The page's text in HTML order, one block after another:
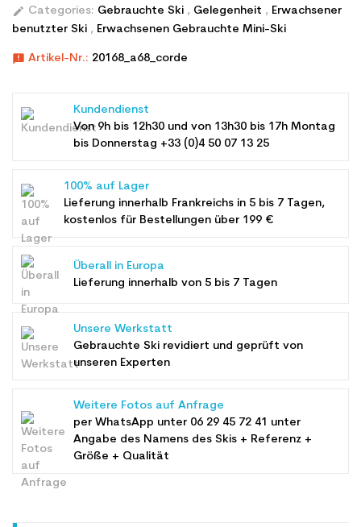
edit Categories: Gebrauchte Ski , Gelegenheit , Erwachsener
benutzter Ski , Erwachsenen Gebrauchte Mini-Ski
announcement Artikel-Nr.: 20168_a68_corde
Kundendienst
Von 9h bis 12h30 und von 13h30 bis 17h Montag
bis Donnerstag +33 (0)4 50 07 13 25
100% auf Lager
Lieferung innerhalb Frankreichs in 5 bis 7 Tagen,
kostenlos für Bestellungen über 199 €
Überall in Europa
Lieferung innerhalb von 5 bis 7 Tagen
Unsere Werkstatt
Gebrauchte Ski revidiert und geprüft von
unseren Experten
Weitere Fotos auf Anfrage
per WhatsApp unter 06 29 45 72 41 unter
Angabe des Namens des Skis + Referenz +
Größe + Qualität